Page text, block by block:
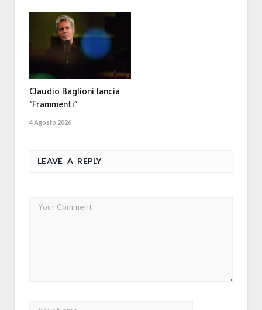
Claudio Baglioni lancia
“Frammenti”
4 Agosto 2026
LEAVE A REPLY